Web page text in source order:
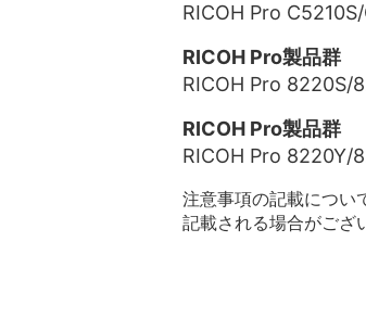
RICOH Pro
RICOH Pro製品群
RICOH Pro 8220S/
RICOH Pro製品群
RICOH Pro 8220Y/
注意事項の記載につい
記載される場合がござ